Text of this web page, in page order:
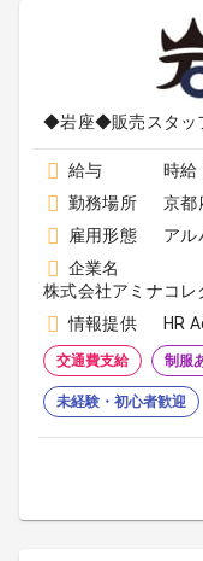
◆岩座◆販売スタッ
給与
時給
勤務場所
京都
雇用形態
アル
企業名
株式会社アミナコ
情報提供
HR
交通費支給 制服
未経験・初心者歓迎